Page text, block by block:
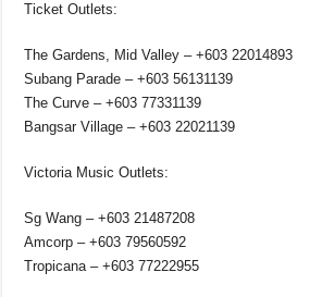
Ticket Outlets:
The Gardens, Mid Valley – +603 22014893
Subang Parade – +603 56131139
The Curve – +603 77331139
Bangsar Village – +603 22021139
Victoria Music Outlets:
Sg Wang – +603 21487208
Amcorp – +603 79560592
Tropicana – +603 77222955